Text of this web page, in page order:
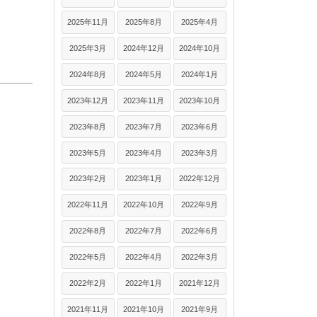
2025年11月 2025年8月 2025年4月
2025年3月 2024年12月 2024年10月
2024年8月 2024年5月 2024年1月
2023年12月 2023年11月 2023年10月
2023年8月 2023年7月 2023年6月
2023年5月 2023年4月 2023年3月
2023年2月 2023年1月 2022年12月
2022年11月 2022年10月 2022年9月
2022年8月 2022年7月 2022年6月
2022年5月 2022年4月 2022年3月
2022年2月 2022年1月 2021年12月
2021年11月 2021年10月 2021年9月